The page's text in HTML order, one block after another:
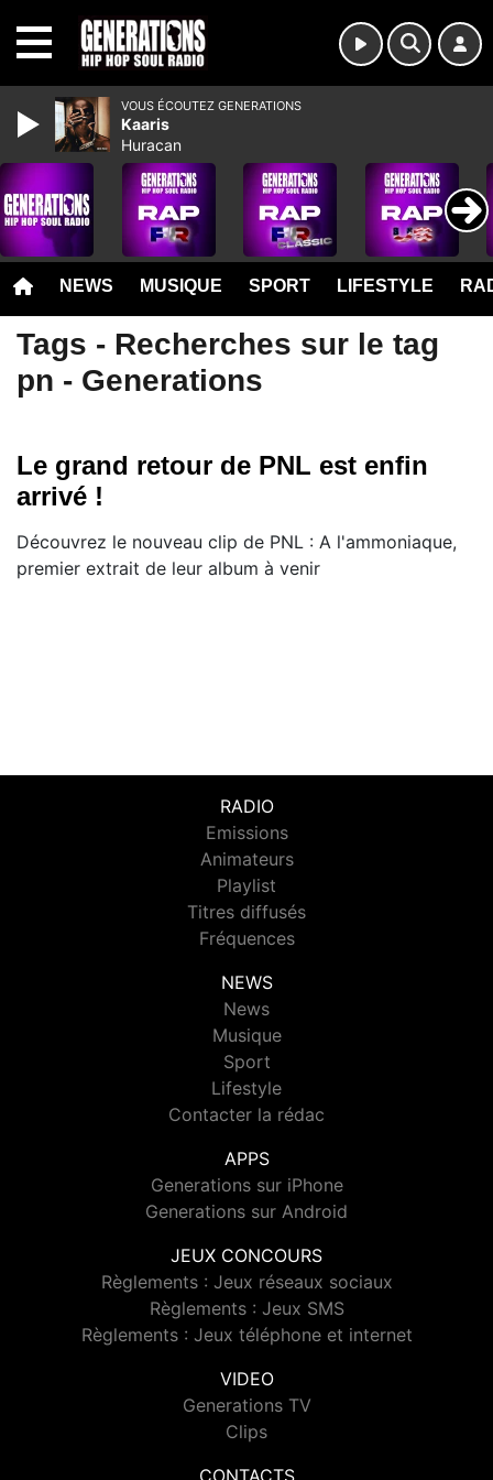
NEWS MUSIQUE SPORT LIFESTYLE
Tags - Recherches sur le tag
pn - Generations
Le grand retour de PNL est enfin
arrivé !
Découvrez le nouveau clip de PNL : A l'ammoniaque,
premier extrait de leur album à venir
RADIO
Emissions
Animateurs
Playlist
Titres diffusés
Fréquences
NEWS
News
Musique
Sport
Lifestyle
Contacter la rédac
APPS
Generations sur iPhone
Generations sur Android
JEUX CONCOURS
Règlements : Jeux réseaux sociaux
Règlements : Jeux SMS
Règlements : Jeux téléphone et internet
VIDEO
Generations TV
Clips
VOUS ÉCOUTEZ GENERATIONS
Kaaris
Huracan